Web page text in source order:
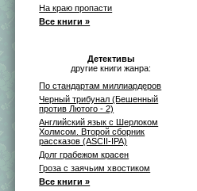
На краю пропасти
Все книги »
Детективы
другие книги жанра:
По стандартам миллиардеров
Черный трибунал (Бешенный
против Лютого - 2)
Английский язык с Шерлоком
Холмсом. Второй сборник
рассказов (ASCII-IPA)
Долг грабежом красен
Гроза с заячьим хвостиком
Все книги »